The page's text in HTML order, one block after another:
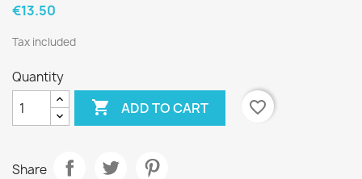
€13.50
Tax included
Quantity
 ADD TO CART favorite_border
Share